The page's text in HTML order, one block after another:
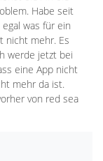
Habe seit
was für ein
nicht mehr. Es
werde jetzt bei
eine App nicht
mehr da ist.
von red sea